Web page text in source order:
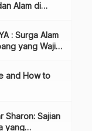
Alam di
: Surga Alam
yang Wajib
and How to
Sharon: Sajian
yang